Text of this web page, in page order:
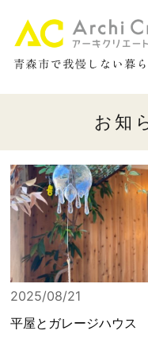
お知
2025/08/21
平屋とガレージハウス